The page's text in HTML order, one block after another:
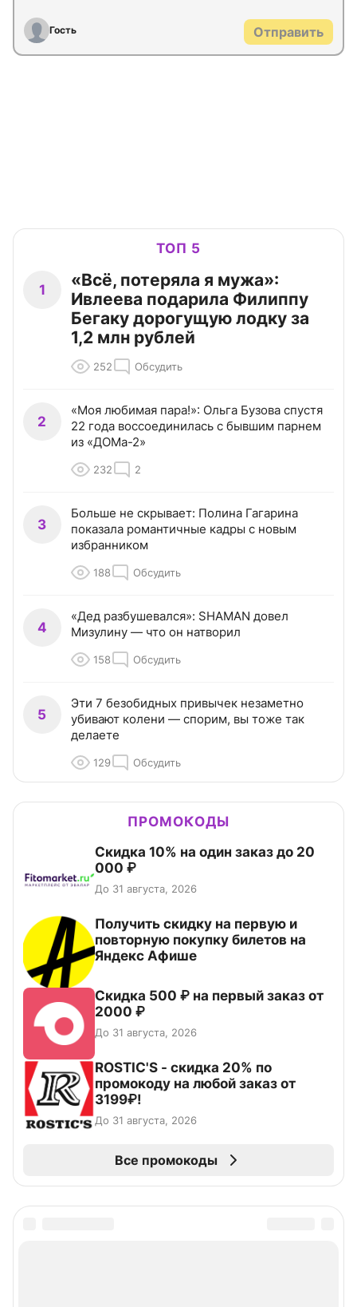
Гость Отправить
ТОП 5
1
«Всё, потеряла я мужа»:
Ивлеева подарила Филиппу
Бегаку дорогущую лодку за
1,2 млн рублей
252 Обсудить
2
«Моя любимая пара!»: Ольга Бузова спустя
22 года воссоединилась с бывшим парнем
из «ДОМа-2»
232 2
3
Больше не скрывает: Полина Гагарина
показала романтичные кадры с новым
избранником
188 Обсудить
4
«Дед разбушевался»: SHAMAN довел
Мизулину — что он натворил
158 Обсудить
5
Эти 7 безобидных привычек незаметно
убивают колени — спорим, вы тоже так
делаете
129 Обсудить
ПРОМОКОДЫ
Скидка 10% на один заказ до 20
000 ₽
До 31 августа, 2026
Получить скидку на первую и
повторную покупку билетов на
Яндекс Афише
Скидка 500 ₽ на первый заказ от
2000 ₽
До 31 августа, 2026
ROSTIC'S - скидка 20% по
промокоду на любой заказ от
3199₽!
До 31 августа, 2026
Все промокоды